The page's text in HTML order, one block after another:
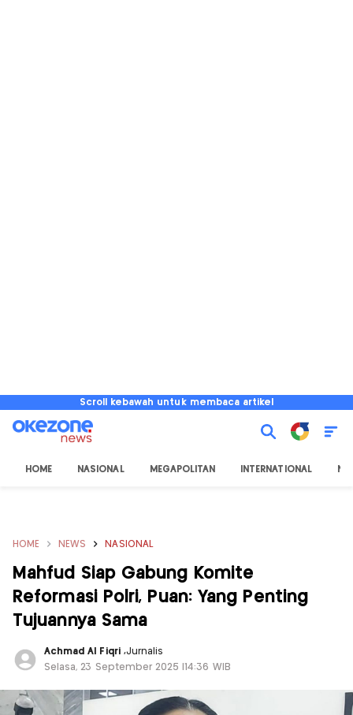
Scroll kebawah untuk membaca artikel
HOME NASIONAL MEGAPOLITAN INTERNATIONAL
HOME NEWS NASIONAL
Mahfud Siap Gabung Komite
Reformasi Polri, Puan: Yang Penting
Tujuannya Sama
Achmad Al Fiqri ,Jurnalis
Selasa, 23 September 2025 |14:36 WIB